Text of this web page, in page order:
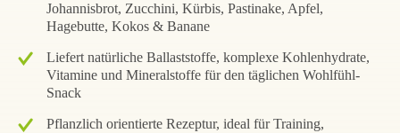
Johannisbrot, Zucchini, Kürbis, Pastinake, Apfel,
Hagebutte, Kokos & Banane
Liefert natürliche Ballaststoffe, komplexe Kohlenhydrate,
Vitamine und Mineralstoffe für den täglichen Wohlfühl-
Snack
Pflanzlich orientierte Rezeptur, ideal für Training,